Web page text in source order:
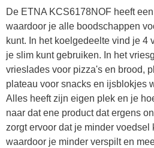
De ETNA KCS6178NOF heeft
waardoor je alle boodschappen
kunt. In het koelgedeelte vind je 4
je slim kunt gebruiken. In het
vrieslades voor pizza's en brood,
plateau voor snacks en ijsblokjes
Alles heeft zijn eigen plek en je
naar dat ene product dat ergens
zorgt ervoor dat je minder voedsel
waardoor je minder verspilt en